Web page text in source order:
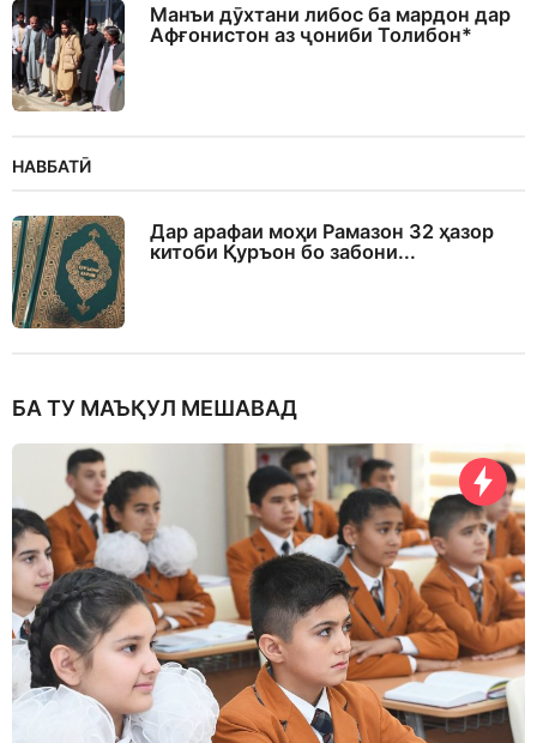
Манъи дӯхтани либос ба мардон дар
Афғонистон аз ҷониби Толибон*
НАВБАТӢ
Дар арафаи моҳи Рамазон 32 ҳазор
китоби Қуръон бо забони...
БА ТУ МАЪҚУЛ МЕШАВАД